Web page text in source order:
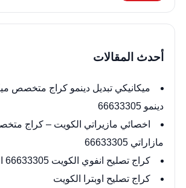
أحدث المقالات
ميكانيكي تبديل دينمو كراج متخصص
دينمو 66633305
اخصائي مازيراتي الكويت – كراج
مازاراتي 66633305
كراج تصليح انفوي الكويت 66633305 اخصائي جيمس
كراج تصليح اوبترا الكويت